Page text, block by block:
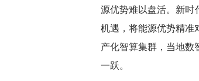
源优势难以盘活。新时
机遇，将能源优势精准
产化智算集群，当地数
一跃。